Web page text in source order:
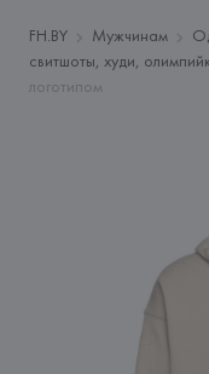
FH.BY Мужчинам
свитшоты, худи,
логотипом